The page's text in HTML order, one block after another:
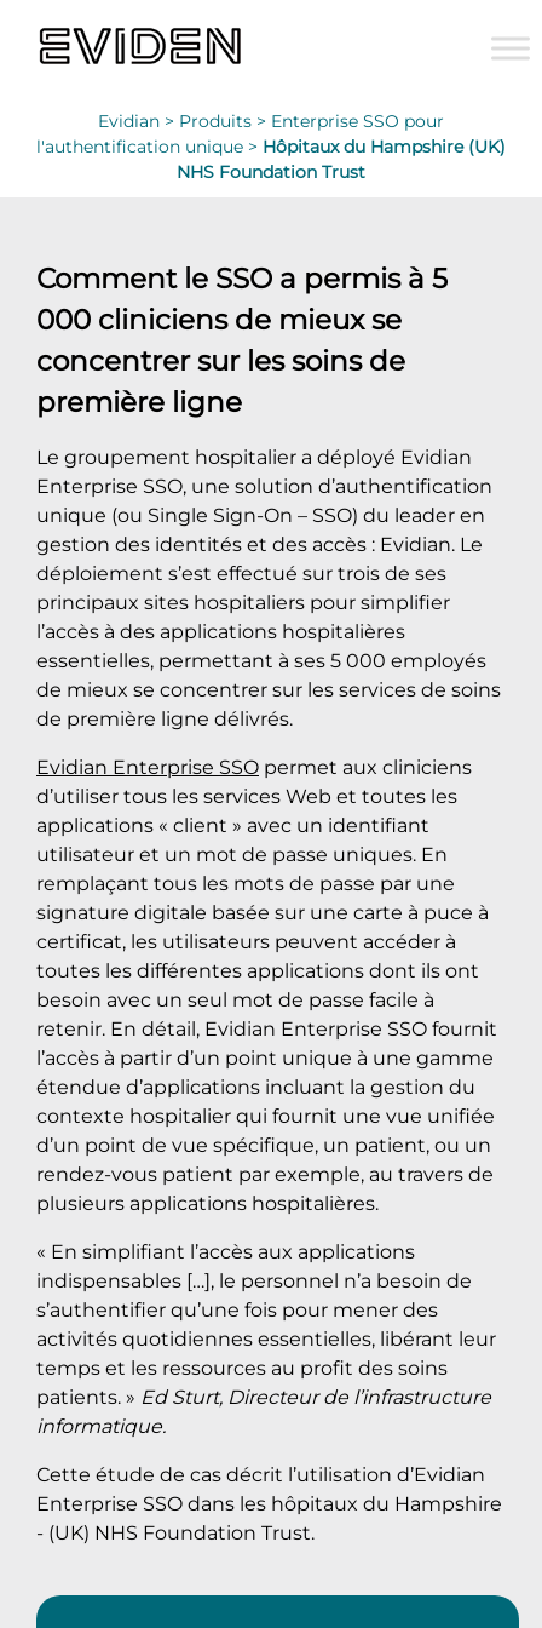
Evidian > Produits > Enterprise SSO pour
l'authentification unique > Hôpitaux du Hampshire (UK)
NHS Foundation Trust
Comment le SSO a permis à 5
000 cliniciens de mieux se
concentrer sur les soins de
première ligne
Le groupement hospitalier a déployé Evidian
Enterprise SSO, une solution d’authentification
unique (ou Single Sign-On – SSO) du leader en
gestion des identités et des accès : Evidian. Le
déploiement s’est effectué sur trois de ses
principaux sites hospitaliers pour simplifier
l’accès à des applications hospitalières
essentielles, permettant à ses 5 000 employés
de mieux se concentrer sur les services de soins
de première ligne délivrés.
Evidian Enterprise SSO permet aux cliniciens
d’utiliser tous les services Web et toutes les
applications « client » avec un identifiant
utilisateur et un mot de passe uniques. En
remplaçant tous les mots de passe par une
signature digitale basée sur une carte à puce à
certificat, les utilisateurs peuvent accéder à
toutes les différentes applications dont ils ont
besoin avec un seul mot de passe facile à
retenir. En détail, Evidian Enterprise SSO fournit
l’accès à partir d’un point unique à une gamme
étendue d’applications incluant la gestion du
contexte hospitalier qui fournit une vue unifiée
d’un point de vue spécifique, un patient, ou un
rendez-vous patient par exemple, au travers de
plusieurs applications hospitalières.
« En simplifiant l’accès aux applications
indispensables […], le personnel n’a besoin de
s’authentifier qu’une fois pour mener des
activités quotidiennes essentielles, libérant leur
temps et les ressources au profit des soins
patients. » Ed Sturt, Directeur de l’infrastructure
informatique.
Cette étude de cas décrit l’utilisation d’Evidian
Enterprise SSO dans les hôpitaux du Hampshire
- (UK) NHS Foundation Trust.